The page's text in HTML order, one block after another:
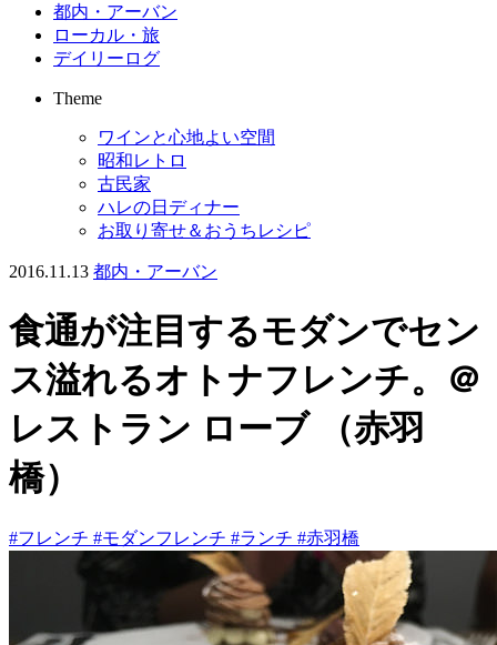
都内・アーバン
ローカル・旅
デイリーログ
Theme
ワインと心地よい空間
昭和レトロ
古民家
ハレの日ディナー
お取り寄せ＆おうちレシピ
2016.11.13 都内・アーバン
食通が注目するモダンでセン
ス溢れるオトナフレンチ。＠
レストラン ローブ （赤羽
橋）
#フレンチ #モダンフレンチ #ランチ #赤羽橋